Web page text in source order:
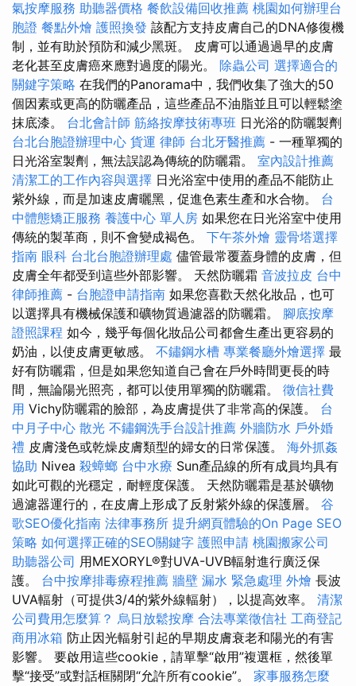
氣按摩服務 助聽器價格 餐飲設備回收推薦 桃園如何辦理台
胞證 餐點外燴 護照換發 該配方支持皮膚自己的DNA修復機
制，並有助於預防和減少黑斑。 皮膚可以通過過早的皮膚
老化甚至皮膚癌來應對過度的陽光。 除蟲公司 選擇適合的
關鍵字策略 在我們的Panorama中，我們收集了強大的50
個因素或更高的防曬產品，這些產品不油脂並且可以輕鬆塗
抹底漆。 台北會計師 筋絡按摩技術專班 日光浴的防曬製劑
台北台胞證辦理中心 貨運 律師 台北牙醫推薦 - 一種單獨的
日光浴室製劑，無法誤認為傳統的防曬霜。 室內設計推薦
清潔工的工作內容與選擇 日光浴室中使用的產品不能防止
紫外線，而是加速皮膚曬黑，促進色素生產和水合物。 台
中體態矯正服務 養護中心 單人房 如果您在日光浴室中使用
傳統的製革商，則不會變成褐色。 下午茶外燴 靈骨塔選擇
指南 眼科 台北台胞證辦理處 儘管最常覆蓋身體的皮膚，但
皮膚全年都受到這些外部影響。 天然防曬霜 音波拉皮 台中
律師推薦 - 台胞證申請指南 如果您喜歡天然化妝品，也可
以選擇具有機械保護和礦物質過濾器的防曬霜。 腳底按摩
證照課程 如今，幾乎每個化妝品公司都會生產出更容易的
奶油，以使皮膚更敏感。 不鏽鋼水槽 專業餐廳外燴選擇 最
好有防曬霜，但是如果您知道自己會在戶外時間更長的時
間，無論陽光照亮，都可以使用單獨的防曬霜。 徵信社費
用 Vichy防曬霜的臉部，為皮膚提供了非常高的保護。 台
中月子中心 散光 不鏽鋼洗手台設計推薦 外牆防水 戶外婚
禮 皮膚淺色或乾燥皮膚類型的婦女的日常保護。 海外抓姦
協助 Nivea 殺蟑螂 台中水療 Sun產品線的所有成員均具有
如此可觀的光穩定，耐輕度保護。 天然防曬霜是基於礦物
過濾器運行的，在皮膚上形成了反射紫外線的保護層。 谷
歌SEO優化指南 法律事務所 提升網頁體驗的On Page SEO
策略 如何選擇正確的SEO關鍵字 護照申請 桃園搬家公司
助聽器公司 用MEXORYL®對UVA-UVB輻射進行廣泛保
護。 台中按摩排毒療程推薦 牆壁 漏水 緊急處理 外燴 長波
UVA輻射（可提供3/4的紫外線輻射），以提高效率。 清潔
公司費用怎麼算？ 烏日放鬆按摩 合法專業徵信社 工商登記
商用冰箱 防止因光輻射引起的早期皮膚衰老和陽光的有害
影響。 要啟用這些cookie，請單擊“啟用”複選框，然後單
擊“接受”或對話框關閉“允許所有cookie”。 家事服務怎麼